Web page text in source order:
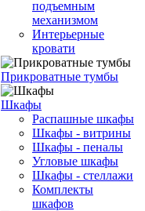
подъемным
механизмом
Интерьерные
кровати
Прикроватные тумбы
Шкафы
Распашные шкафы
Шкафы - витрины
Шкафы - пеналы
Угловые шкафы
Шкафы - стеллажи
Комплекты
шкафов